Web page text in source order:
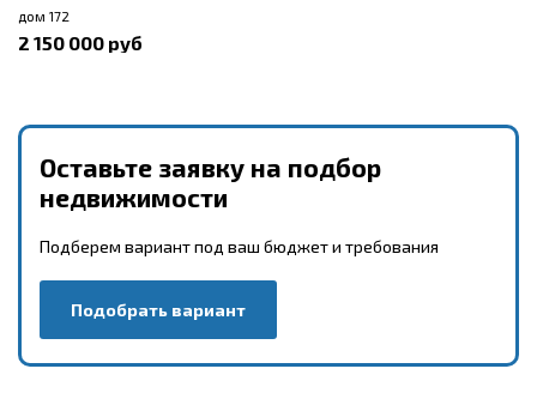
дом 172
2 150 000 руб
Оставьте заявку на подбор
недвижимости
Подберем вариант под ваш бюджет и требования
Подобрать вариант